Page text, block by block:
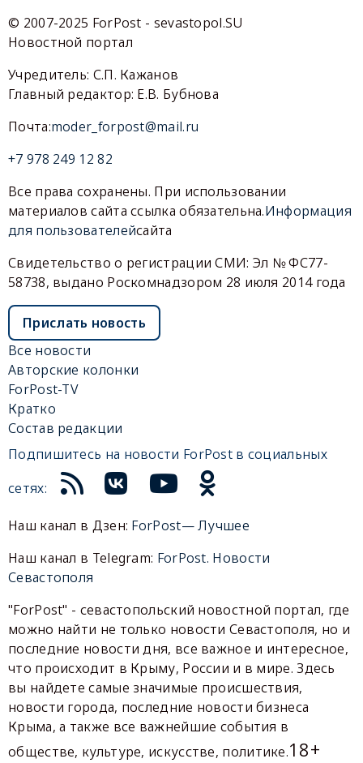
© 2007-2025 ForPost - sevastopol.SU
Новостной портал
Учредитель: С.П. Кажанов
Главный редактор: Е.В. Бубнова
Почта:moder_forpost@mail.ru
+7 978 249 12 82
Все права сохранены. При использовании
материалов сайта ссылка обязательна.Информация
для пользователейсайта
Свидетельство о регистрации СМИ: Эл № ФС77-
58738, выдано Роскомнадзором 28 июля 2014 года
Прислать новость
Все новости
Авторские колонки
ForPost-TV
Кратко
Состав редакции
Подпишитесь на новости ForPost в социальных
сетях:
Наш канал в Дзен: ForPost— Лучшее
Наш канал в Telegram: ForPost. Новости
Севастополя
"ForPost" - севастопольский новостной портал, где
можно найти не только новости Севастополя, но и
последние новости дня, все важное и интересное,
что происходит в Крыму, России и в мире. Здесь
вы найдете самые значимые происшествия,
новости города, последние новости бизнеса
Крыма, а также все важнейшие события в
обществе, культуре, искусстве, политике.18+